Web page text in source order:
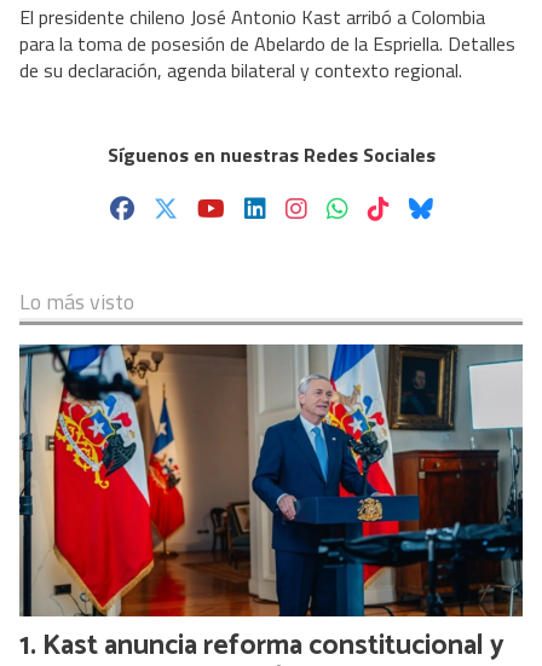
El presidente chileno José Antonio Kast arribó a Colombia
para la toma de posesión de Abelardo de la Espriella. Detalles
de su declaración, agenda bilateral y contexto regional.
Síguenos en nuestras Redes Sociales
Lo más visto
Kast anuncia reforma constitucional y